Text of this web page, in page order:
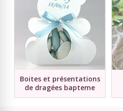
Boites et présentations
de dragées bapteme